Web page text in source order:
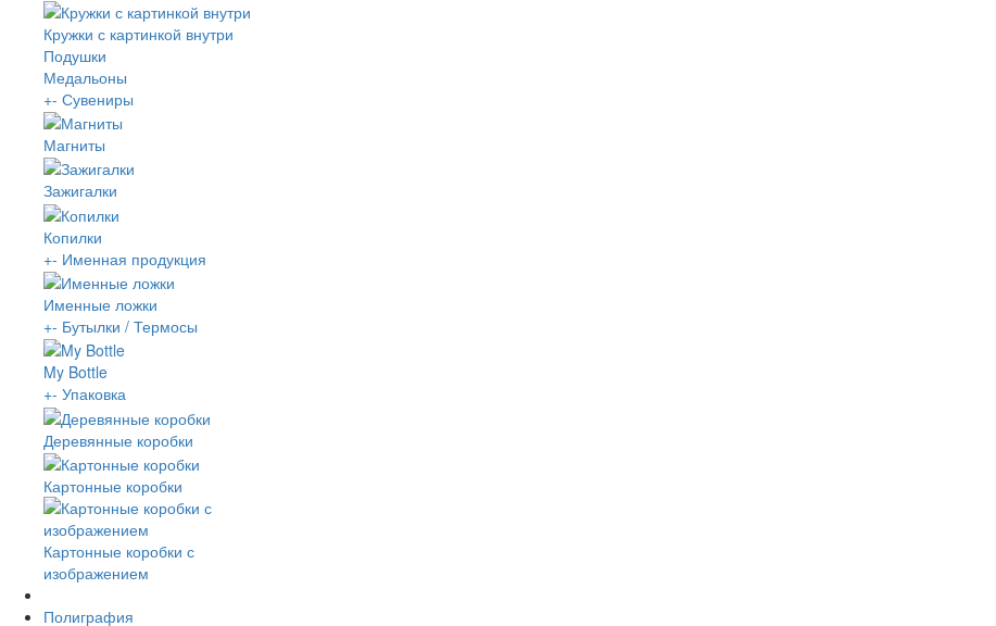
Кружки с картинкой внутри
Подушки
Медальоны
+- Сувениры
Магниты
Зажигалки
Копилки
+- Именная продукция
Именные ложки
+- Бутылки / Термосы
My Bottle
+- Упаковка
Деревянные коробки
Картонные коробки
Картонные коробки с
изображением
Полиграфия